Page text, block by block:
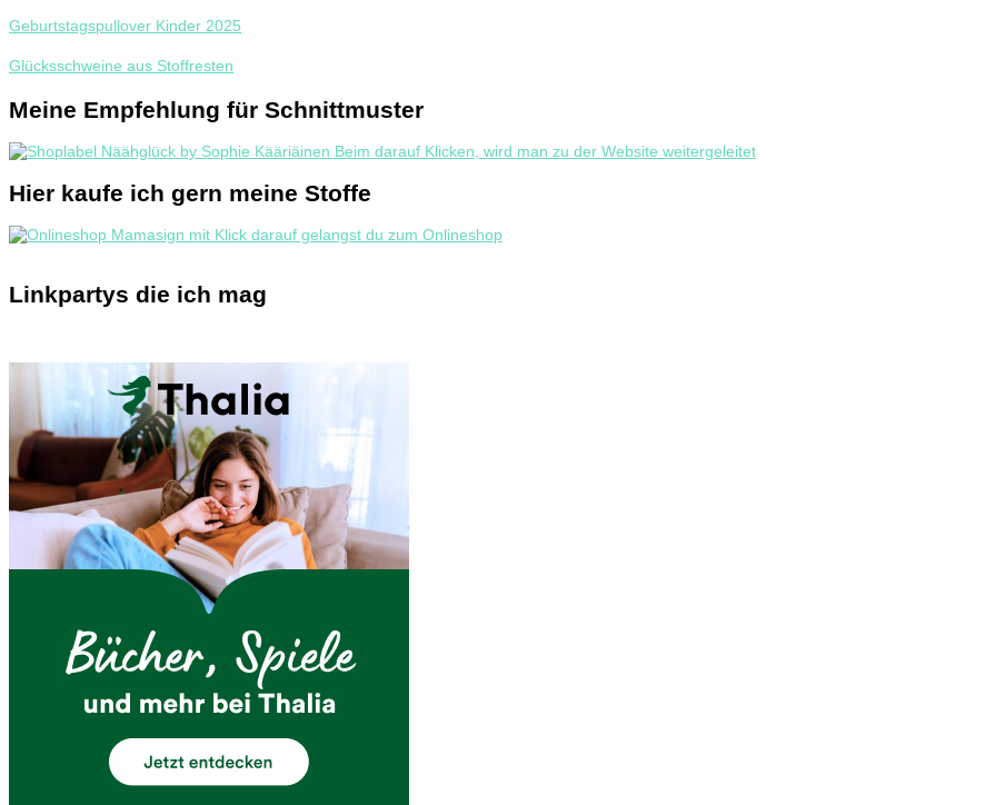
Geburtstagspullover Kinder 2025
Glücksschweine aus Stoffresten
Meine Empfehlung für Schnittmuster
Hier kaufe ich gern meine Stoffe
Linkpartys die ich mag